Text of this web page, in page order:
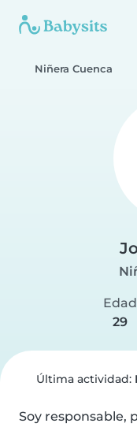
Niñera Cuenca
Edad
29
Última actividad:
Soy responsable,